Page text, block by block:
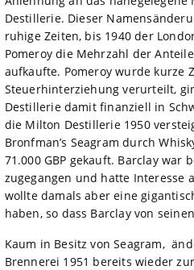
Destillerie. Dieser
ruhige Zeiten, bis 1940 der
Pomeroy die Mehrzahl der
aufkaufte. Pomeroy wurde kurze
Steuerhinterziehung verurteilt,
Destillerie damit finanziell in
die Milton Destillerie 1950
Bronfman’s Seagram durch
71.000 GBP gekauft. Barclay war
zugegangen und hatte Interesse
wollte damals aber eine
haben, so dass Barclay von
Kaum in Besitz von Seagram,
Brennerei 1951 bereits wieder